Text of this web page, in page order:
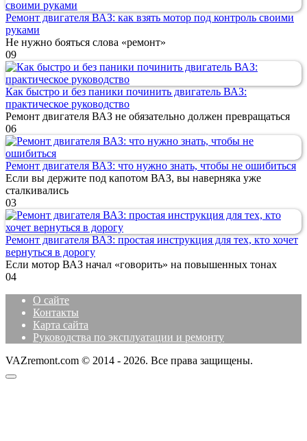
Ремонт двигателя ВАЗ: как взять мотор под контроль своими
руками
Не нужно бояться слова «ремонт»
09
Как быстро и без паники починить двигатель ВАЗ:
практическое руководство
Ремонт двигателя ВАЗ не обязательно должен превращаться
06
Ремонт двигателя ВАЗ: что нужно знать, чтобы не ошибиться
Если вы держите под капотом ВАЗ, вы наверняка уже
сталкивались
03
Ремонт двигателя ВАЗ: простая инструкция для тех, кто хочет
вернуться в дорогу
Если мотор ВАЗ начал «говорить» на повышенных тонах
04
О сайте
Контакты
Карта сайта
Руководства по эксплуатации и ремонту
VAZremont.com © 2014 - 2026. Все права защищены.